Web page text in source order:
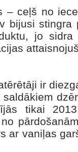
– ceļš no
bijusi stingra
jo
ir
tikai
ar vaniļas